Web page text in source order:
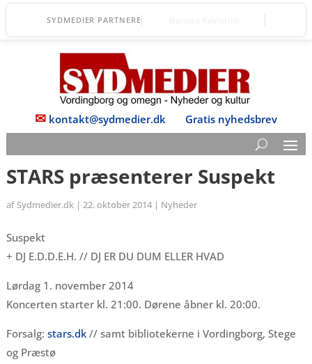
SYDMEDIER PARTNERE
✉ kontakt@sydmedier.dk Gratis nyhedsbrev
STARS præsenterer Suspekt
af Sydmedier.dk| 22. oktober 2014| Nyheder
Suspekt
+ DJ E.D.D.E.H. // DJ ER DU DUM ELLER HVAD
Lørdag 1. november 2014
Koncerten starter kl. 21:00. Dørene åbner kl. 20:00.
Forsalg: stars.dk// samt bibliotekerne i Vordingborg, Stege
og Præstø